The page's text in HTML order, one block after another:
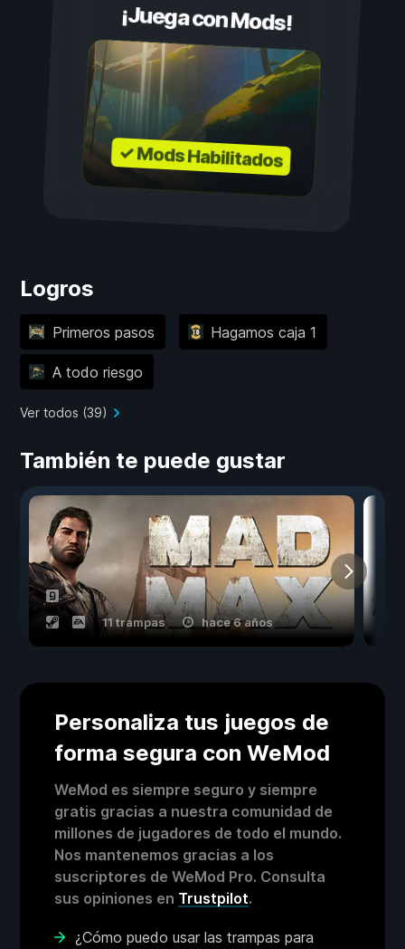
¡Juega con Mods!
✓ Mods Habilitados
Logros
Primeros pasos Hagamos caja 1
A todo riesgo
Ver todos (39)
También te puede gustar
11 trampas hace 6 años
Personaliza tus juegos de
forma segura con WeMod
WeMod es siempre seguro y siempre
gratis gracias a nuestra comunidad de
millones de jugadores de todo el mundo.
Nos mantenemos gracias a los
suscriptores de WeMod Pro. Consulta
sus opiniones en Trustpilot.
¿Cómo puedo usar las trampas para